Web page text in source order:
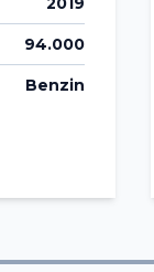
94.000
Benzin